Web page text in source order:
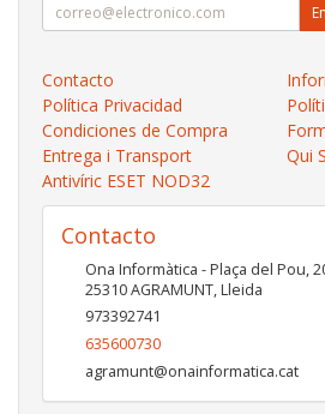
Contacto
Política Privacidad
Condiciones de Compra
Entrega i Transport
Qui
Antivíric ESET NOD32
Contacto
Ona Informàtica - Plaça del Pou,
25310AGRAMUNT,Lleida
973392741
635600730
agramunt@onainformatica.cat